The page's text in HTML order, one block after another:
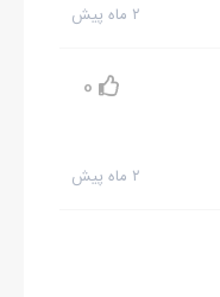
۲ ماه پیش
0
۲ ماه پیش